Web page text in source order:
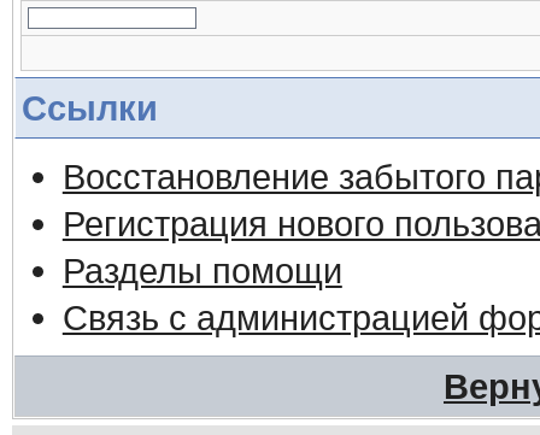
Ссылки
Восстановление забытого
Регистрация нового
Разделы помощи
Связь с администрацией